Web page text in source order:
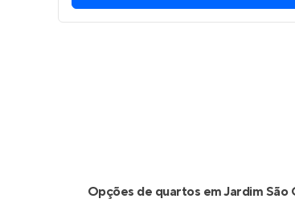
Opções de quartos em Jardim São